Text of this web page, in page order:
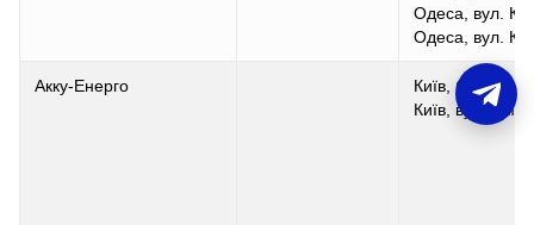
Одеса, вул.
Одеса, вул.
Акку-Енерго
Київ, бул.
Київ, вул.